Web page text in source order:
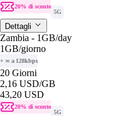
20% di sconto
5G
Dettagli
Zambia - 1GB/day
1GB/giorno
+ ∞ a 128kbps
20 Giorni
2,16 USD/GB
43,20 USD
20% di sconto
5G